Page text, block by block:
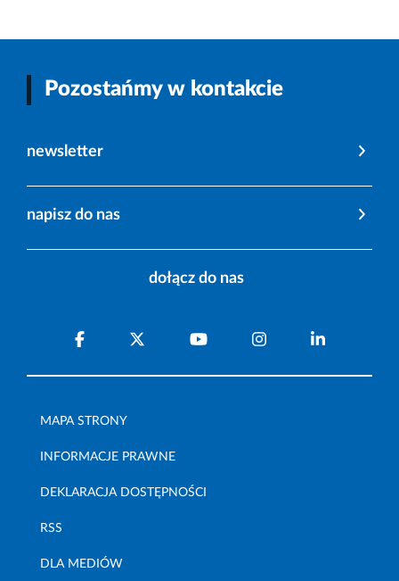
Pozostańmy w kontakcie
newsletter
napisz do nas
dołącz do nas
MAPA STRONY
INFORMACJE PRAWNE
DEKLARACJA DOSTĘPNOŚCI
RSS
DLA MEDIÓW